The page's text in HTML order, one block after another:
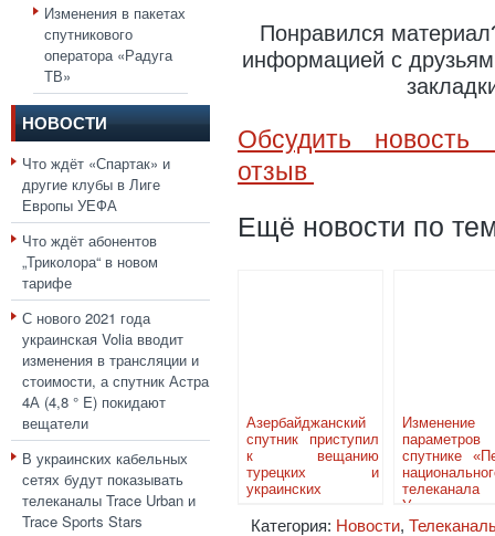
Изменения в пакетах
спутникового
оператора «Радуга
ТВ»
НОВОСТИ
Что ждёт «Спартак» и
другие клубы в Лиге
Европы УЕФА
Что ждёт абонентов
„Триколора“ в новом
тарифе
С нового 2021 года
украинская Volia вводит
изменения в трансляции и
стоимости, а спутник Астра
4А (4,8 ° E) покидают
вещатели
В украинских кабельных
сетях будут показывать
телеканалы Trace Urban и
Trace Sports Stars
Понравился
информацией с
Обсудить новость
отзыв
Ещё новости по
Азербайджанский
спутник приступил
к вещанию
турецких и
украинских
Изменение
спутнике
телеканала
Украины
Категория: Новости,